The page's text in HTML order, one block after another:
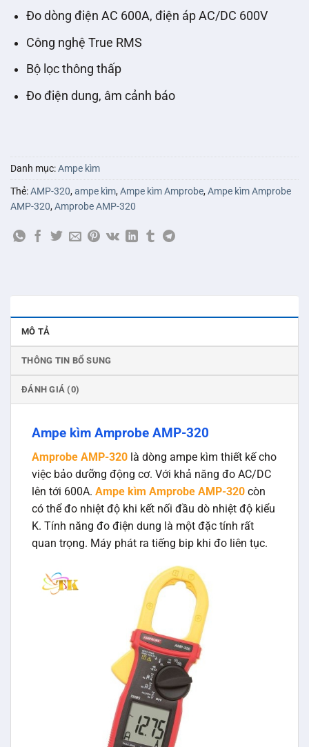
Đo dòng điện AC 600A, điện áp AC/DC 600V
Công nghệ True RMS
Bộ lọc thông thấp
Đo điện dung, âm cảnh báo
Danh mục:Ampe kìm
Thẻ:AMP-320,ampe kìm,Ampe kìm Amprobe,Ampe kìm Amprobe
AMP-320,Amprobe AMP-320
MÔ TẢ
THÔNG TIN BỔ SUNG
ĐÁNH GIÁ (0)
Ampe kìm Amprobe AMP-320
Amprobe AMP-320 là dòng ampe kìm thiết kế cho
việc bảo dưỡng động cơ. Với khả năng đo AC/DC
lên tới 600A. Ampe kìm Amprobe AMP-320 còn
có thể đo nhiệt độ khi kết nối đầu dò nhiệt độ kiểu
K. Tính năng đo điện dung là một đặc tính rất
quan trọng. Máy phát ra tiếng bip khi đo liên tục.